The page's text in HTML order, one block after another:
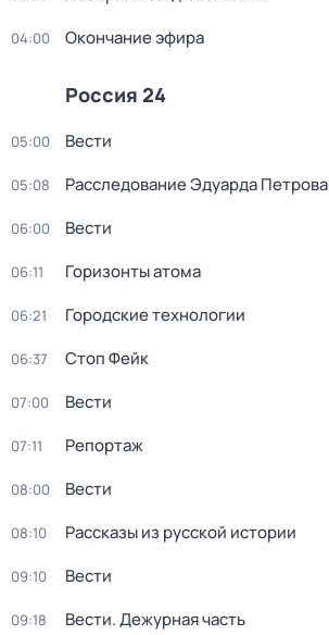
04:00 Окончание эфира
Россия 24
05:00 Вести
05:08 Расследование Эдуарда Петрова
06:00 Вести
06:11 Горизонты атома
06:21 Городские технологии
06:37 Стоп Фейк
07:00 Вести
07:11 Репортаж
08:00 Вести
08:10 Рассказы из русской истории
09:10 Вести
09:18 Вести. Дежурная часть